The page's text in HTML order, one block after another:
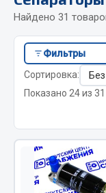
Цепи
ЦЕПИ РОССИЯ
ЦЕПИ BOHU
Изготовление
Весь раздел
Отопители
Найдено 31
Фильтры
Сортировка:
Показано 24 из 31